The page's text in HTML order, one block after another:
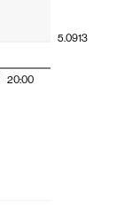
20:00
5.0913